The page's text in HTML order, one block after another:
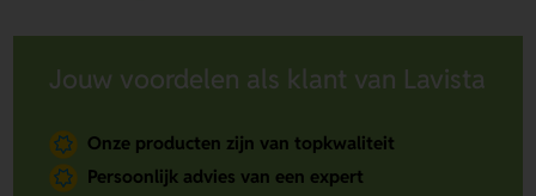
Jouw voordelen als klant van Lavista
Onze producten zijn van topkwaliteit
Persoonlijk advies van een expert